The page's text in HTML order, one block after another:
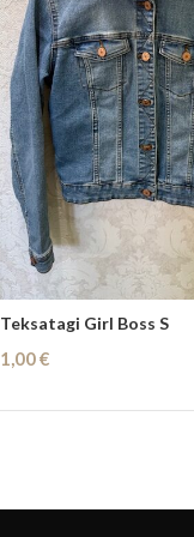
Teksatagi Girl Boss S
1,00€